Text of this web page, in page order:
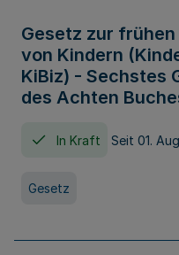
Gesetz zur
von Kindern
KiBiz) - Sechstes
des Achten
In Kraft Seit 01.
Gesetz